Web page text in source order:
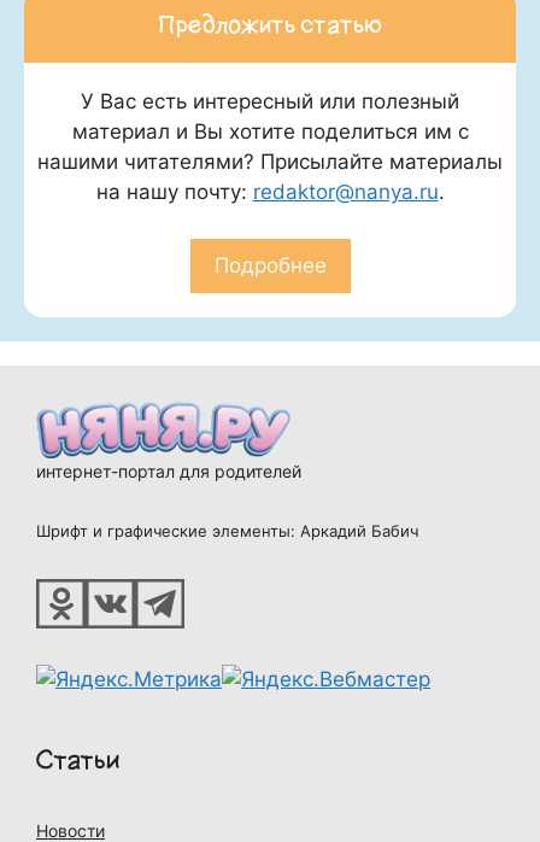
Предложить статью
У Вас есть интересный или полезный
материал и Вы хотите поделиться им с
нашими читателями? Присылайте материалы
на нашу почту: redaktor@nanya.ru.
Подробнее
интернет-портал для родителей
Шрифт и графические элементы: Аркадий Бабич
Статьи
Новости